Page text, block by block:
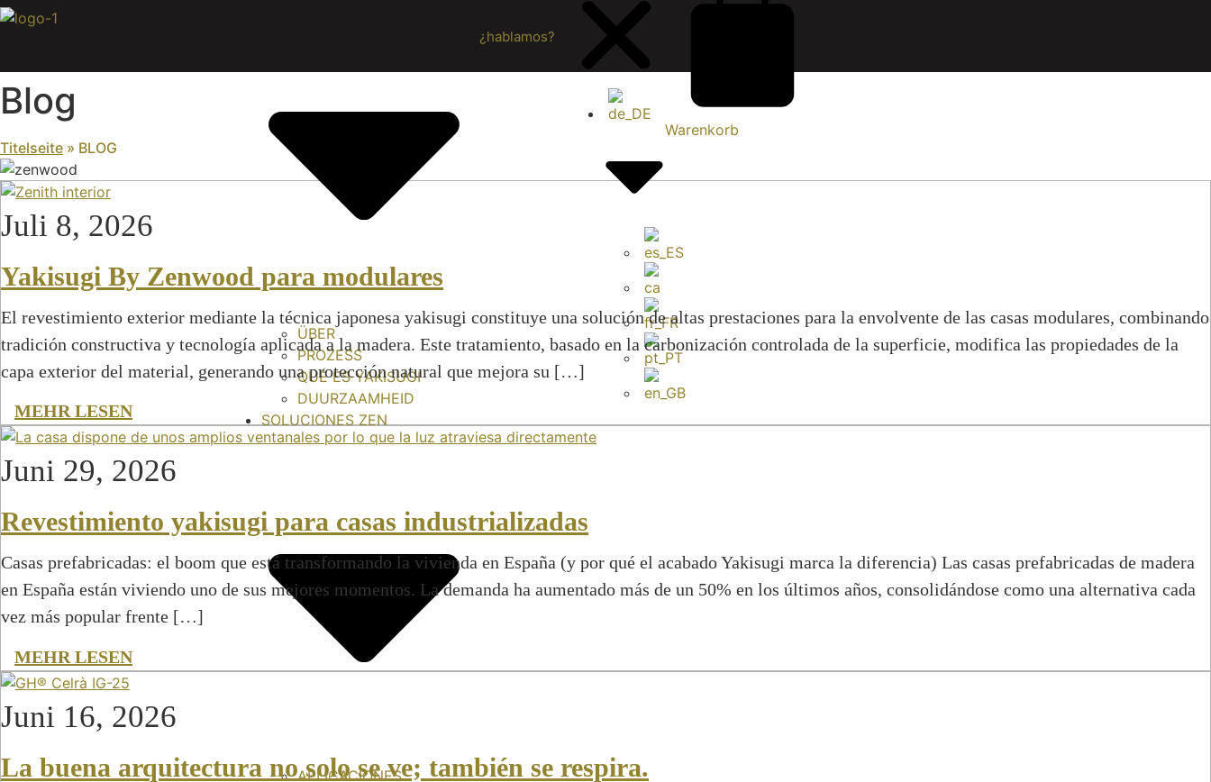
Zum
Inhalt
ÜBER
PROZESS
QUÉ ES YAKISUGI
DUURZAAMHEID
SOLUCIONES ZEN
APLICACIONES
¿hablamos?
Warenkorb
Blog
Titelseite » BLOG
Juli 8, 2026
Yakisugi By Zenwood para modulares
El revestimiento exterior mediante la técnica japonesa yakisugi constituye una solución de altas prestaciones para la envolvente de las casas modulares, combinando
tradición constructiva y tecnología aplicada a la madera. Este tratamiento, basado en la carbonización controlada de la superficie, modifica las propiedades de la
capa exterior del material, generando una protección natural que mejora su […]
MEHR LESEN
Juni 29, 2026
Revestimiento yakisugi para casas industrializadas
Casas prefabricadas: el boom que está transformando la vivienda en España (y por qué el acabado Yakisugi marca la diferencia) Las casas prefabricadas de madera
en España están viviendo uno de sus mejores momentos. La demanda ha aumentado más de un 50% en los últimos años, consolidándose como una alternativa cada
vez más popular frente […]
MEHR LESEN
Juni 16, 2026
La buena arquitectura no solo se ve; también se respira.